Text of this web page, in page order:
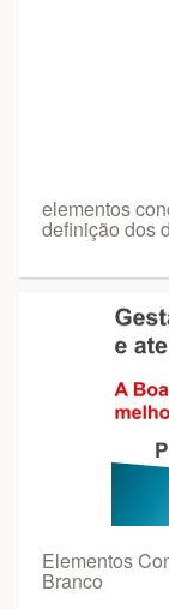
elementos
definição dos
Elementos
Branco